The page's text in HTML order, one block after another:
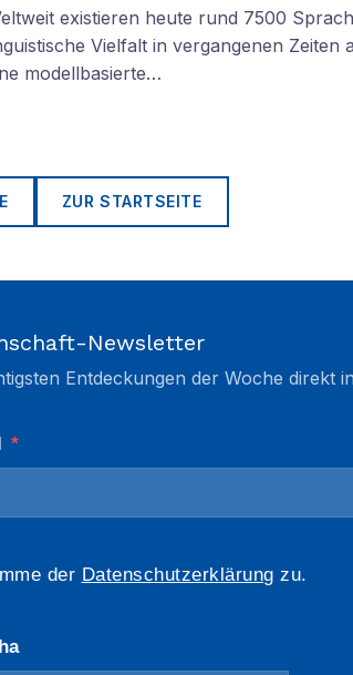
existieren heute rund 7500
Vielfalt in vergangenen Zeiten
modellbasierte…
ZUR STARTSEITE
Newsletter
Entdeckungen der Woche direkt